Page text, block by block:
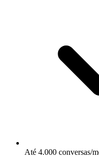
Até 4.000 conversas/